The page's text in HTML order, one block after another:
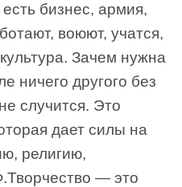
бизнес, армия,
воюют, учатся,
Зачем нужна
ничего другого без
случится. Это
дает силы на
религию,
— это